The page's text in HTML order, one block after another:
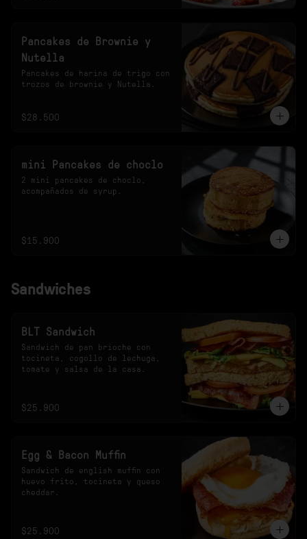
Pancakes de Brownie y
Nutella
Pancakes de harina de trigo con
trozos de brownie y Nutella.
$28.500
mini Pancakes de choclo
2 mini pancakes de choclo,
acompañados de syrup.
$15.900
Sandwiches
BLT Sandwich
Sandwich de pan brioche con
tocineta, cogollo de lechuga,
tomate y salsa de la casa.
$25.900
Egg & Bacon Muffin
Sandwich de english muffin con
huevo frito, tocineta y queso
cheddar.
$25.900